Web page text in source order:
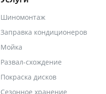
Шиномонтаж
Заправка кондиционеров
Мойка
Развал-схождение
Покраска дисков
Сезонное хранение